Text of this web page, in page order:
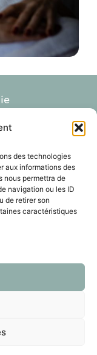
des technologies
aux informations des
nous permettra de
navigation ou les ID
de retirer son
caractéristiques
–Keratopraxie